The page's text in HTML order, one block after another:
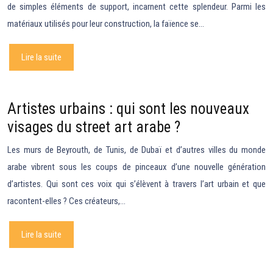
de simples éléments de support, incarnent cette splendeur. Parmi les
matériaux utilisés pour leur construction, la faïence se…
Lire la suite
Artistes urbains : qui sont les nouveaux
visages du street art arabe ?
Les murs de Beyrouth, de Tunis, de Dubaï et d’autres villes du monde
arabe vibrent sous les coups de pinceaux d’une nouvelle génération
d’artistes. Qui sont ces voix qui s’élèvent à travers l’art urbain et que
racontent-elles ? Ces créateurs,…
Lire la suite